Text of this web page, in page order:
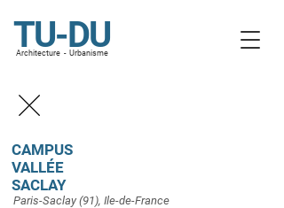
TU-DU
Architecture - Urbanisme
CAMPUS
VALLÉE
SACLAY
Paris-Saclay (91), Ile-de-France